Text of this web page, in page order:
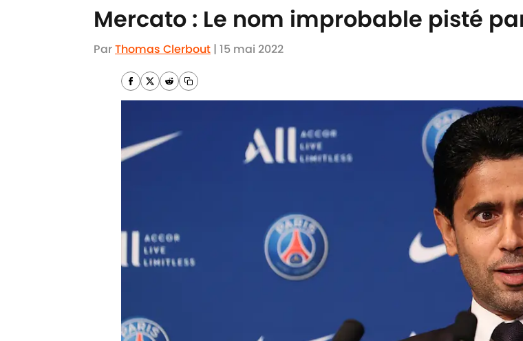
Mercato : Le nom improbable pisté
ParThomas Clerbout | 15 mai 2022